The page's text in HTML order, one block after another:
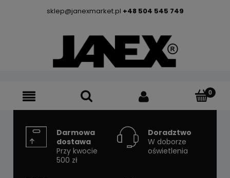
sklep@janexmarket.pl +48 504 545 749
Darmowa
dostawa
Przy kwocie
500 zł
Doradztwo
W doborze
oświetlenia